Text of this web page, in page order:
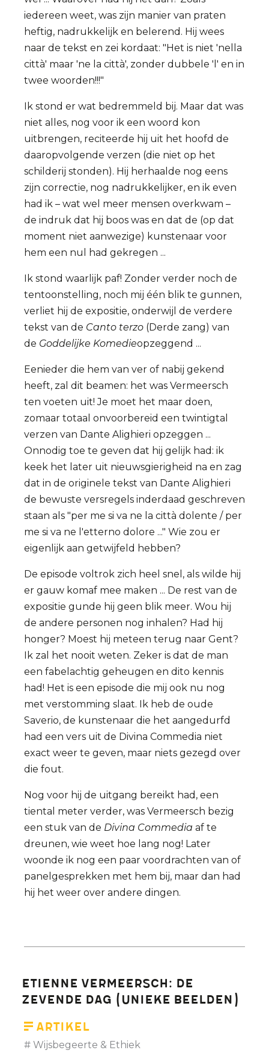
iedereen weet, was zijn manier van praten
heftig, nadrukkelijk en belerend. Hij wees
naar de tekst en zei kordaat: "Het is niet 'nella
città' maar 'ne la città', zonder dubbele 'l' en in
twee woorden!!!"
Ik stond er wat bedremmeld bij. Maar dat was
niet alles, nog voor ik een woord kon
uitbrengen, reciteerde hij uit het hoofd de
daaropvolgende verzen (die niet op het
schilderij stonden). Hij herhaalde nog eens
zijn correctie, nog nadrukkelijker, en ik even
had ik – wat wel meer mensen overkwam –
de indruk dat hij boos was en dat de (op dat
moment niet aanwezige) kunstenaar voor
hem een nul had gekregen ...
Ik stond waarlijk paf! Zonder verder noch de
tentoonstelling, noch mij één blik te gunnen,
verliet hij de expositie, onderwijl de verdere
tekst van de Canto terzo (Derde zang) van
de Goddelijke Komedieopzeggend ...
Eenieder die hem van ver of nabij gekend
heeft, zal dit beamen: het was Vermeersch
ten voeten uit! Je moet het maar doen,
zomaar totaal onvoorbereid een twintigtal
verzen van Dante Alighieri opzeggen ...
Onnodig toe te geven dat hij gelijk had: ik
keek het later uit nieuwsgierigheid na en zag
dat in de originele tekst van Dante Alighieri
de bewuste versregels inderdaad geschreven
staan als "per me si va ne la città dolente / per
me si va ne l'etterno dolore ..." Wie zou er
eigenlijk aan getwijfeld hebben?
De episode voltrok zich heel snel, als wilde hij
er gauw komaf mee maken ... De rest van de
expositie gunde hij geen blik meer. Wou hij
de andere personen nog inhalen? Had hij
honger? Moest hij meteen terug naar Gent?
Ik zal het nooit weten. Zeker is dat de man
een fabelachtig geheugen en dito kennis
had! Het is een episode die mij ook nu nog
met verstomming slaat. Ik heb de oude
Saverio, de kunstenaar die het aangedurfd
had een vers uit de Divina Commedia niet
exact weer te geven, maar niets gezegd over
die fout.
Nog voor hij de uitgang bereikt had, een
tiental meter verder, was Vermeersch bezig
een stuk van de Divina Commedia af te
dreunen, wie weet hoe lang nog! Later
woonde ik nog een paar voordrachten van of
panelgesprekken met hem bij, maar dan had
hij het weer over andere dingen.
Etienne Vermeersch: De
Zevende Dag (unieke beelden)
Artikel
Wijsbegeerte & Ethiek